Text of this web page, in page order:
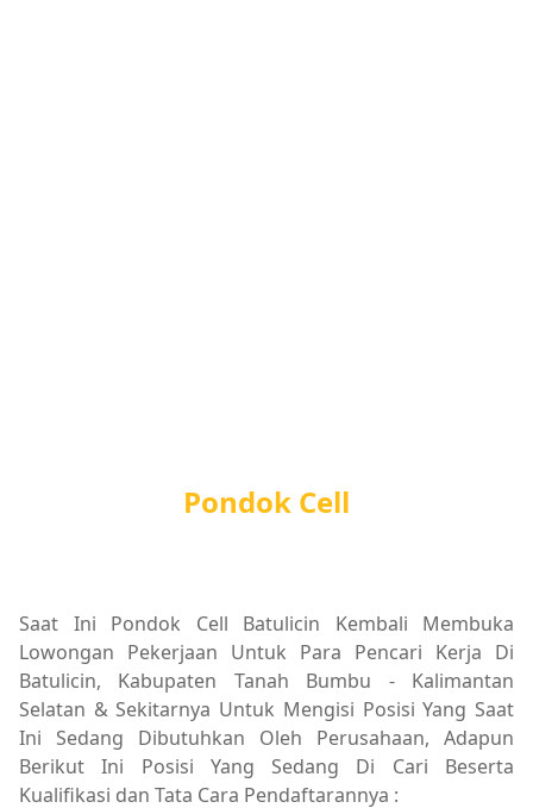
Pondok Cell
Saat Ini Pondok Cell Batulicin Kembali Membuka
Lowongan Pekerjaan Untuk Para Pencari Kerja Di
Batulicin, Kabupaten Tanah Bumbu - Kalimantan
Selatan & Sekitarnya Untuk Mengisi Posisi Yang Saat
Ini Sedang Dibutuhkan Oleh Perusahaan, Adapun
Berikut Ini Posisi Yang Sedang Di Cari Beserta
Kualifikasi dan Tata Cara Pendaftarannya :